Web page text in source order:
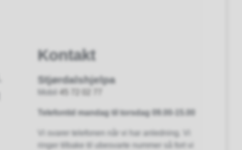
Kontakt
Stjørdalshjelpa
Mobil
Telefontid mandag til torsdag 09.00-15.00
Vi svarer telefonen når vi har anledning. Vi
ringer tilbake til ubesvarte nummer så fort vi